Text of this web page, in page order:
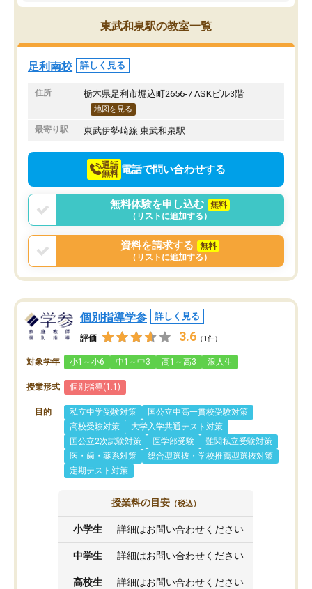
ないかな？と感じます。
また駅前にあるのでアクセスは良いで
すが駐車場がないのでお迎えの際に近
隣のコインパーキングを利用または路
上駐車をするしかない点が少し不便で
熱心で、一人ひとりの苦
握し、復習や講習を通し
前より勉強に前向きに取
りたいと思える塾です。
東武和泉駅の教室一覧
足利南校 詳しく見る
住所 栃木県足利市堀込町2656-7 ASKビル3階
地図を見る
最寄り駅 東武伊勢崎線 東武和泉駅
通話
無料 電話で問い合わせする
無料体験を申し込む
無料
（リストに追加する）
資料を請求する
無料
（リストに追加する）
個別指導学参 詳しく見る
評価 3.6 （1件）
対象学年 小1～小6 中1～中3 高1～高3 浪人生
授業形式 個別指導(1:1)
目的 私立中学受験対策
国公立中高一貫校受験対策
高校受験対策
大学入学共通テスト対策
国公立2次試験対策
医学部受験
難関私立受験対策
医・歯・薬系対策
総合型選抜・学校推薦型選抜対策
定期テスト対策
授業料の目安 （税込）
小学生 詳細はお問い合わせください
中学生 詳細はお問い合わせください
高校生 詳細はお問い合わせください